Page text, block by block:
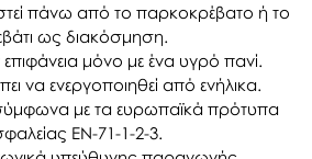
πάνω από το παρκοκρέβατο ή το
ως διακόσμηση.
μόνο με ένα υγρό πανί.
να ενεργοποιηθεί από ενήλικα.
με τα ευρωπαϊκά πρότυπα
EN-71-1-2-3.